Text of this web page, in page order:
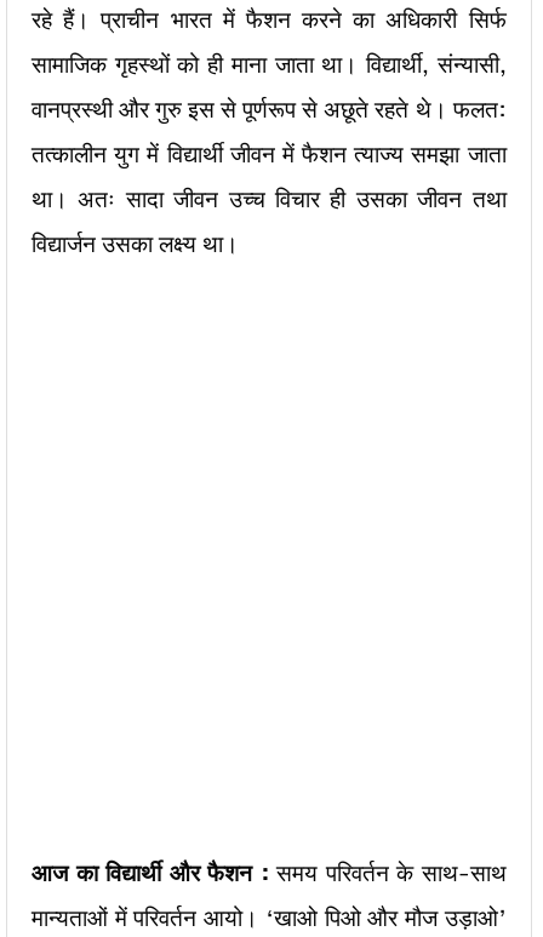
रहे हैं। प्राचीन भारत में फैशन करने का अधिकारी सिर्फ
सामाजिक गृहस्थों को ही माना जाता था। विद्यार्थी, संन्यासी,
वानप्रस्थी और गुरु इस से पूर्णरूप से अछूते रहते थे। फलत:
तत्कालीन युग में विद्यार्थी जीवन में फैशन त्याज्य समझा जाता
था। अतः सादा जीवन उच्च विचार ही उसका जीवन तथा
विद्यार्जन उसका लक्ष्य था।
आज का विद्यार्थी और फैशन : समय परिवर्तन के साथ-साथ
मान्यताओं में परिवर्तन आयो। ‘खाओ पिओ और मौज उड़ाओ’